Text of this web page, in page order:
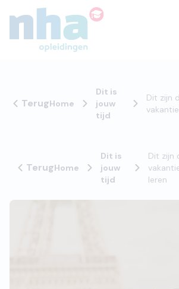
TerugHome
Dit is
jouw
tijd
Dit zijn
TerugHome
Dit is
jouw
tijd
Dit zijn
leren